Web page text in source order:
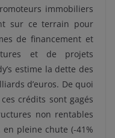
immobiliers
sur ce terrain pour
de financement et
et de projets
estime la dette des
d’euros. De quoi
crédits sont gagés
non rentables
pleine chute (-41%